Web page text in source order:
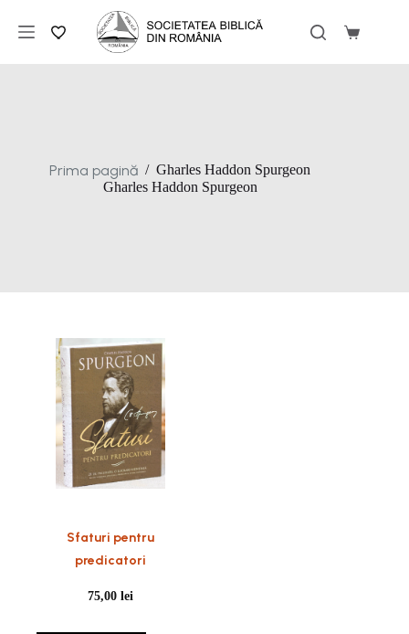
conținut
Coș
Prima pagină / Gharles Haddon Spurgeon
Gharles Haddon Spurgeon
Sfaturi pentru
predicatori
75,00lei